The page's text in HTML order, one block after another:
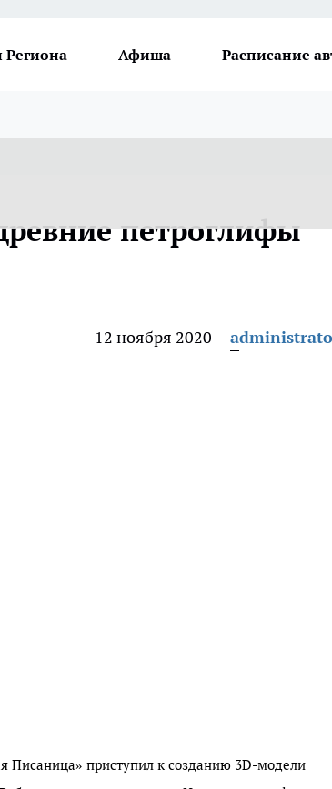
Региона Афиша Расписание
петроглифы
12 ноября 2020
Писаница» приступил к созданию 3D-модели